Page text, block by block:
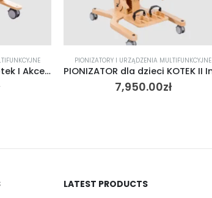
Pionizator dla dzieci Kotek I Akces-Med
PIONIZATORY I URZĄDZENIA MULTIFUNKCYJNE
7,950.00zł
LATEST PRODUCTS